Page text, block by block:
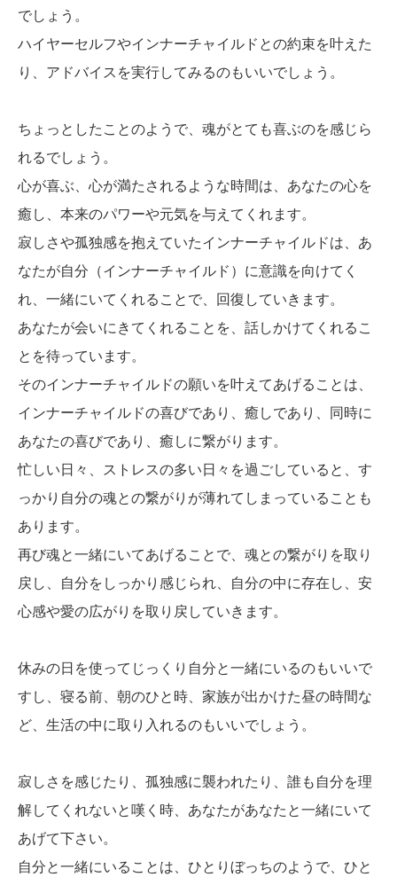
でしょう。
ハイヤーセルフやインナーチャイルドとの約束を叶えた
り、アドバイスを実行してみるのもいいでしょう。
ちょっとしたことのようで、魂がとても喜ぶのを感じら
れるでしょう。
心が喜ぶ、心が満たされるような時間は、あなたの心を
癒し、本来のパワーや元気を与えてくれます。
寂しさや孤独感を抱えていたインナーチャイルドは、あ
なたが自分（インナーチャイルド）に意識を向けてく
れ、一緒にいてくれることで、回復していきます。
あなたが会いにきてくれることを、話しかけてくれるこ
とを待っています。
そのインナーチャイルドの願いを叶えてあげることは、
インナーチャイルドの喜びであり、癒しであり、同時に
あなたの喜びであり、癒しに繋がります。
忙しい日々、ストレスの多い日々を過ごしていると、す
っかり自分の魂との繋がりが薄れてしまっていることも
あります。
再び魂と一緒にいてあげることで、魂との繋がりを取り
戻し、自分をしっかり感じられ、自分の中に存在し、安
心感や愛の広がりを取り戻していきます。
休みの日を使ってじっくり自分と一緒にいるのもいいで
すし、寝る前、朝のひと時、家族が出かけた昼の時間な
ど、生活の中に取り入れるのもいいでしょう。
寂しさを感じたり、孤独感に襲われたり、誰も自分を理
解してくれないと嘆く時、あなたがあなたと一緒にいて
あげて下さい。
自分と一緒にいることは、ひとりぼっちのようで、ひと